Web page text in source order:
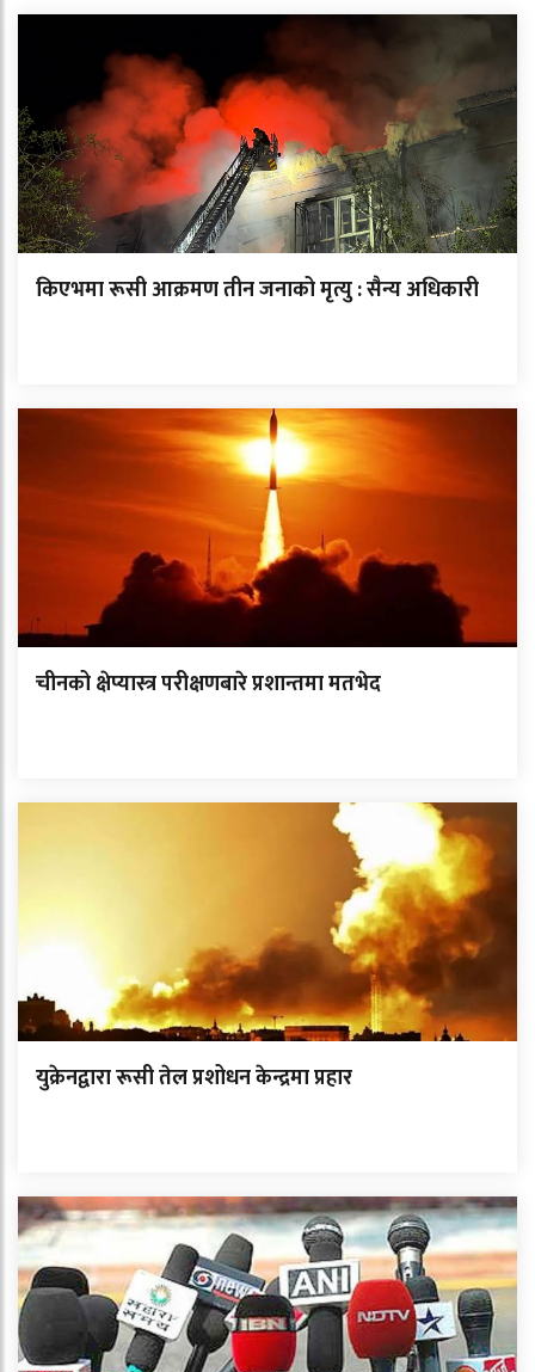
किएभमा रूसी आक्रमण तीन जनाको मृत्यु : सैन्य अधिकारी
चीनको क्षेप्यास्त्र परीक्षणबारे प्रशान्तमा मतभेद
युक्रेनद्वारा रूसी तेल प्रशोधन केन्द्रमा प्रहार